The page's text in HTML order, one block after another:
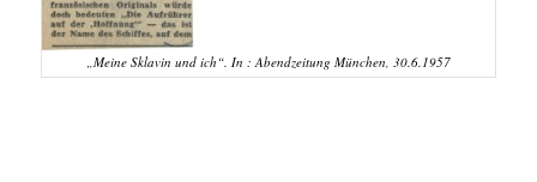
„Meine Sklavin und ich“. In : Abendzeitung München, 30.6.1957